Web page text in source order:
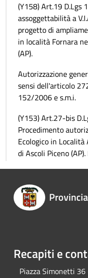
(Y158) Art.19 D.Lgs
assoggettabilità a
progetto di
in località Fornara
(AP).
Autorizzazione
sensi dell'articolo
152/2006 e s.m.i.
(Y153) Art.27-bis
Procedimento
Ecologico in
di Ascoli Piceno
Recapiti e
Piazza Simonetti